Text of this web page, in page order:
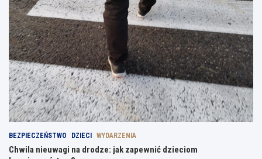
BEZPIECZEŃSTWO DZIECI WYDARZENIA
Chwila nieuwagi na drodze: jak zapewnić dzieciom